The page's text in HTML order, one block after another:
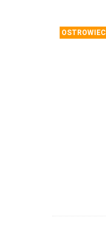
OSTROWIEC